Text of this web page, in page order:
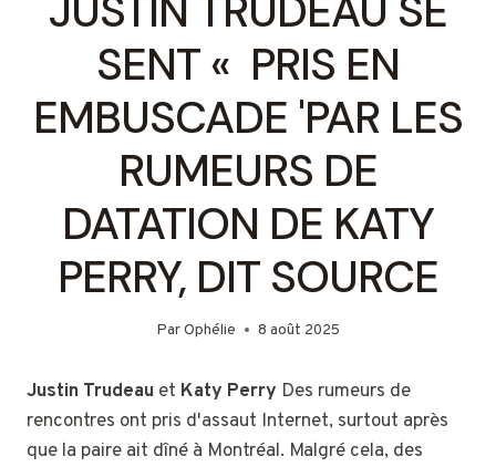
SENT « PRIS EN
EMBUSCADE 'PAR LES
RUMEURS DE
DATATION DE KATY
PERRY, DIT SOURCE
ParOphélie 8 août 2025
Justin Trudeau et Katy Perry Des rumeurs de
rencontres ont pris d'assaut Internet, surtout après
que la paire ait dîné à Montréal. Malgré cela, des